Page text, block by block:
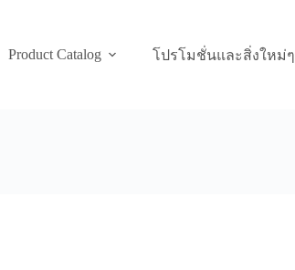
Product Catalog
โปรโมชั่นและสิ่งใหม่ๆ